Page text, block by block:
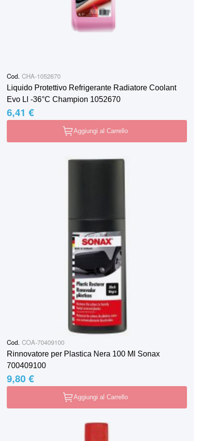
Cod. CHA-1052670
Liquido Protettivo Refrigerante Radiatore Coolant
Evo Ll -36°C Champion 1052670
6,41 €
Aggiungi al Carrello
Cod. COA-70409100
Rinnovatore per Plastica Nera 100 Ml Sonax
700409100
9,80 €
Aggiungi al Carrello